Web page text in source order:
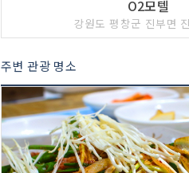
O2모텔
강원도 평창군 진부면
주변 관광 명소